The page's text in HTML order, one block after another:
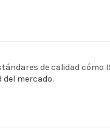
de calidad cómo
del mercado.